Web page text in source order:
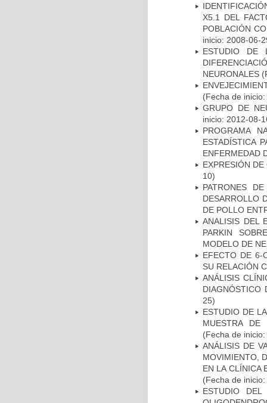
X5.1 DEL
POBLACIÓN
inicio: 2008-06-
ESTUDIO DE
NEURONALES
(Fecha de
GRUPO DE
inicio: 2012-08-
PROGRAMA
ESTADÍSTICA
ENFERMEDAD
EXPRESIÓN
10)
PATRONES
DESARROLLO
DE POLLO
ANALISIS DEL
PARKIN
MODELO DE
EFECTO DE 6-
SU RELACIÓN
ANÁLISIS
DIAGNÓSTICO
25)
ESTUDIO DE
MUESTRA DE
(Fecha de
ANÁLISIS DE
MOVIMIENTO,
EN LA CLÍNICA
(Fecha de
ESTUDIO